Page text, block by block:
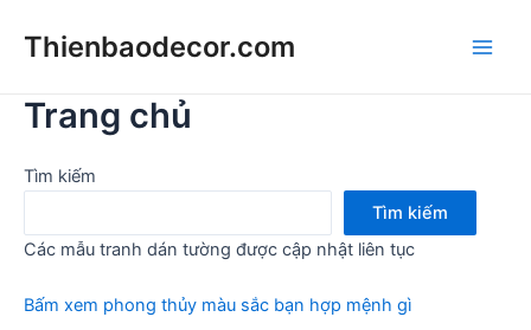
Thienbaodecor.com
Trang chủ
Tìm kiếm
Tìm kiếm
Các mẫu tranh dán tường được cập nhật liên tục
Bấm xem phong thủy màu sắc bạn hợp mệnh gì